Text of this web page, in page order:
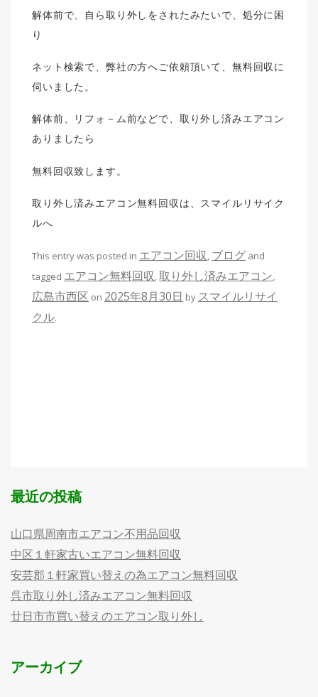
解体前で、自ら取り外しをされたみたいで、処分に困
り
ネット検索で、弊社の方へご依頼頂いて、無料回収に
伺いました。
解体前、リフォ－ム前などで、取り外し済みエアコン
ありましたら
無料回収致します。
取り外し済みエアコン無料回収は、スマイルリサイク
ルへ
This entry was posted in エアコン回収, ブログ and
tagged エアコン無料回収,取り外し済みエアコン,
広島市西区 on 2025年8月30日 by スマイルリサイ
クル.
最近の投稿
山口県周南市エアコン不用品回収
中区１軒家古いエアコン無料回収
安芸郡１軒家買い替えの為エアコン無料回収
呉市取り外し済みエアコン無料回収
廿日市市買い替えのエアコン取り外し
アーカイブ